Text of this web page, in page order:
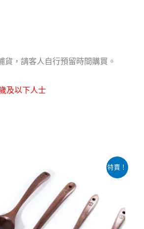
，請客人自行預留時間購買。
及以下人士
特賣！
格
範
圍：
$65.00
到
$249.00
產
有
多